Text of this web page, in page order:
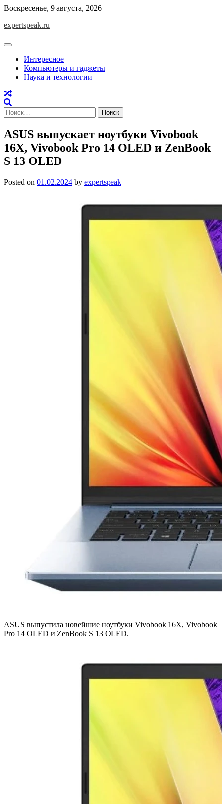
Skip
content
Воскресенье, 9 августа, 2026
expertspeak.ru
Интересное
Компьютеры и гаджеты
Наука и технологии
Найти:
ASUS выпускает ноутбуки Vivobook
16X, Vivobook Pro 14 OLED и ZenBook
S 13 OLED
Posted on 01.02.2024 by expertspeak
ASUS выпустила новейшие ноутбуки Vivobook 16X, Vivobook
Pro 14 OLED и ZenBook S 13 OLED.